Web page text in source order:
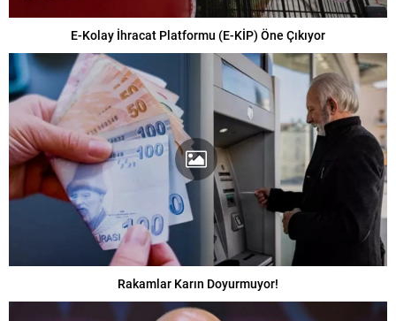
E-Kolay İhracat Platformu (E-KİP) Öne Çıkıyor
Rakamlar Karın Doyurmuyor!